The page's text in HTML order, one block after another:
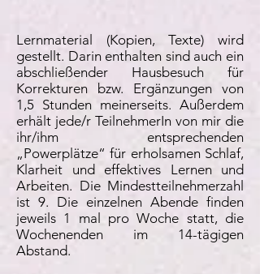
Lernmaterial (Kopien, Texte) wird
gestellt. Darin enthalten sind auch ein
abschließender Hausbesuch für
Korrekturen bzw. Ergänzungen von
1,5 Stunden meinerseits. Außerdem
erhält jede/r TeilnehmerIn von mir die
ihr/ihm entsprechenden
„Powerplätze“ für erholsamen Schlaf,
Klarheit und effektives Lernen und
Arbeiten. Die Mindestteilnehmerzahl
ist 9. Die einzelnen Abende finden
jeweils 1 mal pro Woche statt, die
Wochenenden im 14-tägigen
Abstand.